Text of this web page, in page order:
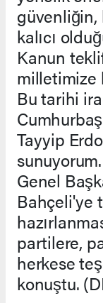
güvenliğin,
kalıcı
Kanun
milletimize
Bu tarihi
Tayyip
Genel
Bahçeli'ye
partilere,
herkese
konuştu.